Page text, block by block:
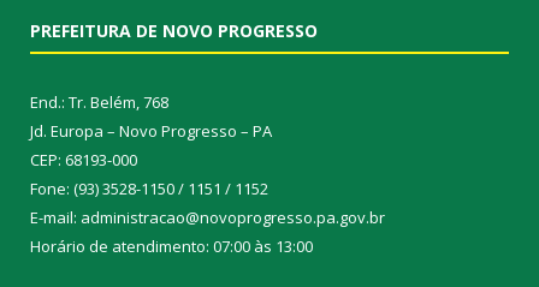
PREFEITURA DE NOVO PROGRESSO
End.: Tr. Belém, 768
Jd. Europa – Novo Progresso – PA
CEP: 68193-000
Fone: (93) 3528-1150 / 1151 / 1152
E-mail: administracao@novoprogresso.pa.gov.br
Horário de atendimento: 07:00 às 13:00